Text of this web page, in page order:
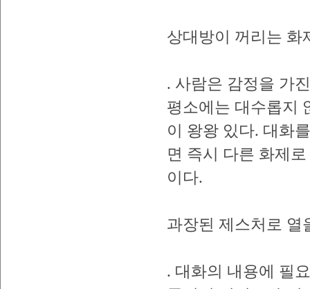
상대방이 꺼리는 화
. 사람은 감정을 가
평소에는 대수롭지
이 왕왕 있다. 대화
면 즉시 다른 화제
이다.
과장된 제스처로 열
. 대화의 내용에 필